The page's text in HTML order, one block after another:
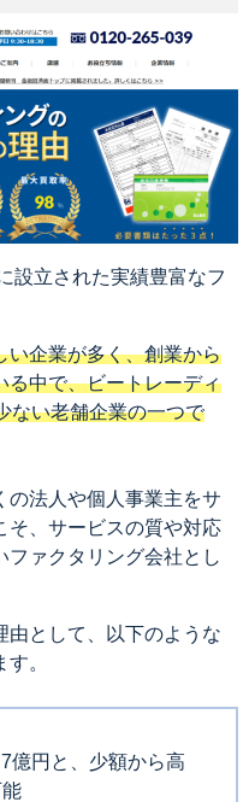
設立された実績豊富なフ
い企業が多く、創業から
る中で、ビートレーディ
ない老舗企業の一つで
の法人や個人事業主をサ
そ、サービスの質や対応
ファクタリング会社とし
由として、以下のような
。
億円と、少額から高